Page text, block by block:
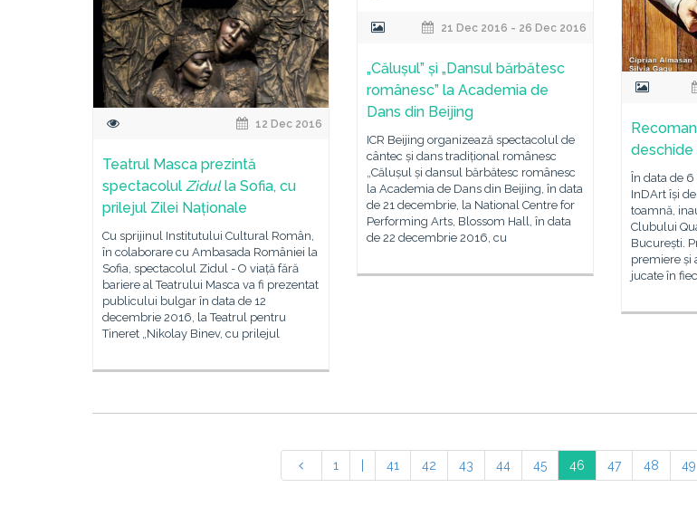
21 Dec 2016 - 26 Dec 2016
„Călușul” și „Dansul bărbătesc
românesc” la Academia de
Dans din Beijing
ICR Beijing organizează spectacolul de
cântec și dans tradițional românesc
„Călușul și dansul bărbătesc românesc
la Academia de Dans din Beijing, în data
de 21 decembrie, la National Centre for
Performing Arts, Blossom Hall, în data
de 22 decembrie 2016, cu
deschide
În data de
InDArt își
toamnă,
Clubului
București.
premiere și
jucate în
12 Dec 2016
Teatrul Masca prezintă
spectacolul Zidulla Sofia, cu
prilejul Zilei Naționale
Cu sprijinul Institutului Cultural Român,
în colaborare cu Ambasada României la
Sofia, spectacolul Zidul - O viață fără
bariere al Teatrului Masca va fi prezentat
publicului bulgar în data de 12
decembrie 2016, la Teatrul pentru
Tineret „Nikolay Binev, cu prilejul
1 41 42 43 44 45 46 47 48 49